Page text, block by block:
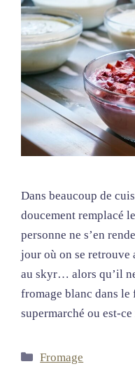
Dans beaucoup de
doucement remplacé
personne ne s’en
jour où on se retrouve
au skyr… alors qu’il
fromage blanc dans
supermarché ou est-
Catégories
Fromage